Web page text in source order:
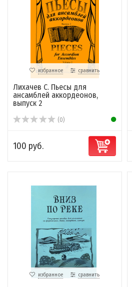
избранное сравнить
Лихачев С. Пьесы для
ансамблей аккордеонов,
выпуск 2
(0)
100 руб.
избранное сравнить